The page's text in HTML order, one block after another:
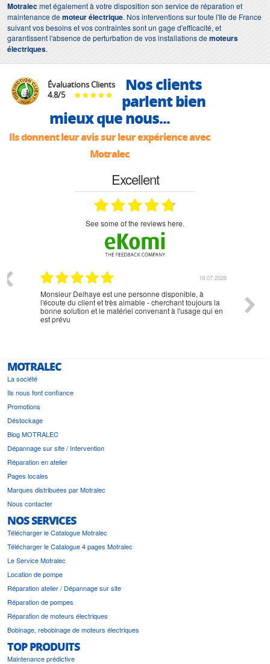
Motralecmet également à votre disposition son service de réparation et
maintenance demoteur électrique. Nos interventions sur toute l'Ile de France
suivant vos besoins et vos contraintes sont un gage d'efficacité, et
garantissent l'absence de perturbation de vos installations demoteurs
électriques.
Évaluations Clients
4.8/5
Nos clients
parlent bien
mieux que nous...
Ils donnent leur avis sur leur expérience avec
Motralec
Excellent
see some of the reviews here.
18.07.2026
Monsieur Delhaye est une personne disponible, à
l'écoute du client et très aimable - cherchant toujours la
bonne solution et le matériel convenant à l'usage qui en
est prévu
MOTRALEC
La société
Ils nous font confiance
Promotions
Déstockage
Blog MOTRALEC
Dépannage sur site / Intervention
Réparation en atelier
Pages locales
Marques distribuées par Motralec
Nous contacter
NOS SERVICES
Télécharger le Catalogue Motralec
Télécharger le Catalogue 4 pages Motralec
Le Service Motralec
Location de pompe
Réparation atelier / Dépannage sur site
Réparation de pompes
Réparation de moteurs électriques
Bobinage, rebobinage de moteurs électriques
TOP PRODUITS
Maintenance prédictive